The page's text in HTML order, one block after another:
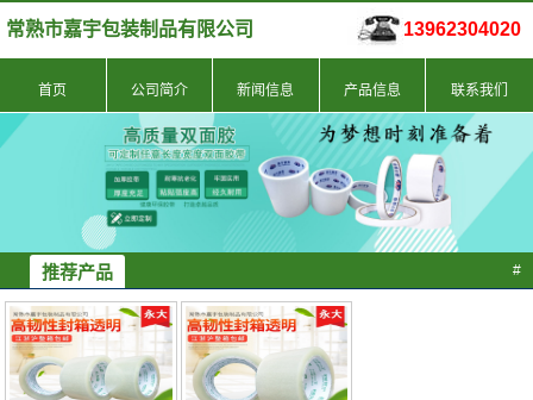
常熟市嘉宇包装制品有限公司 13962304020
首页 公司简介 新闻信息 产品信息 联系我们
推荐产品 #